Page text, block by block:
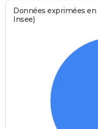
Données exprimées
Insee)